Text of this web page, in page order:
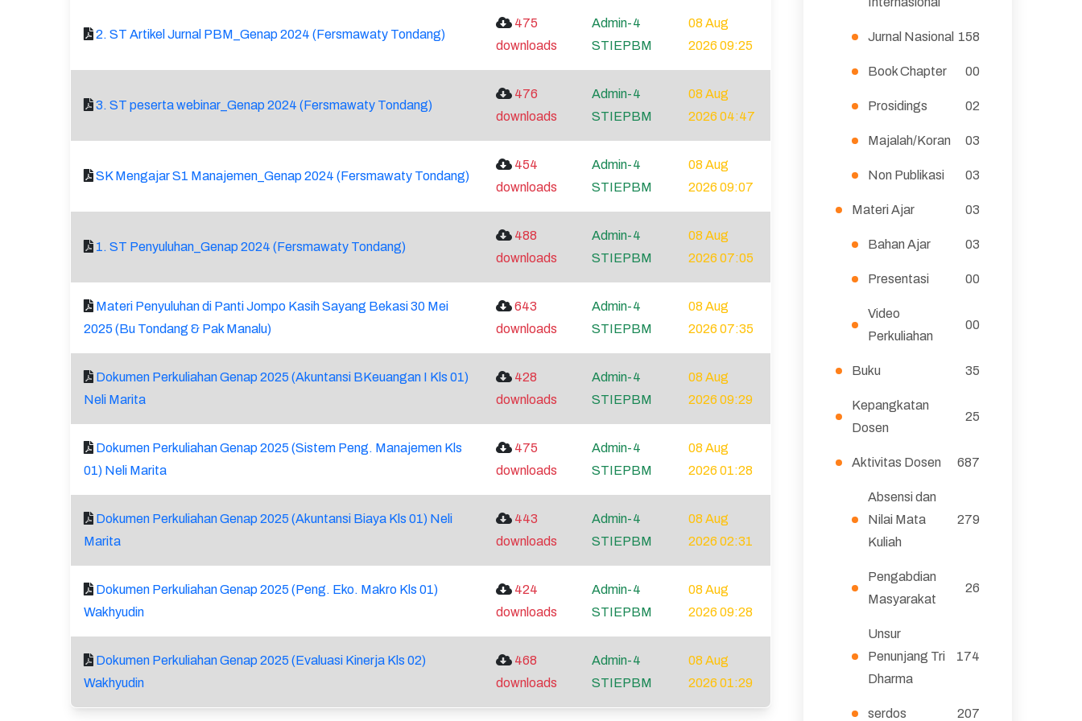
2. ST Artikel Jurnal PBM_Genap 2024 (Fersmawaty Tondang)
475
downloads
Admin-4
STIEPBM
08 Aug
2026 09:25
3. ST peserta webinar_Genap 2024 (Fersmawaty Tondang)
476
downloads
Admin-4
STIEPBM
08 Aug
2026 04:47
SK Mengajar S1 Manajemen_Genap 2024 (Fersmawaty Tondang)
454
downloads
Admin-4
STIEPBM
08 Aug
2026 09:07
1. ST Penyuluhan_Genap 2024 (Fersmawaty Tondang)
488
downloads
Admin-4
STIEPBM
08 Aug
2026 07:05
Materi Penyuluhan di Panti Jompo Kasih Sayang Bekasi 30 Mei
2025 (Bu Tondang & Pak Manalu)
643
downloads
Admin-4
STIEPBM
08 Aug
2026 07:35
Dokumen Perkuliahan Genap 2025 (Akuntansi BKeuangan I Kls 01)
Neli Marita
428
downloads
Admin-4
STIEPBM
08 Aug
2026 09:29
Dokumen Perkuliahan Genap 2025 (Sistem Peng. Manajemen Kls
01) Neli Marita
475
downloads
Admin-4
STIEPBM
08 Aug
2026 01:28
Dokumen Perkuliahan Genap 2025 (Akuntansi Biaya Kls 01) Neli
Marita
443
downloads
Admin-4
STIEPBM
08 Aug
2026 02:31
Dokumen Perkuliahan Genap 2025 (Peng. Eko. Makro Kls 01)
Wakhyudin
424
downloads
Admin-4
STIEPBM
08 Aug
2026 09:28
Dokumen Perkuliahan Genap 2025 (Evaluasi Kinerja Kls 02)
Wakhyudin
468
downloads
Admin-4
STIEPBM
08 Aug
2026 01:29
Jurnal Nasional 158
Book Chapter 00
Prosidings 02
Majalah/Koran 03
Non Publikasi 03
Materi Ajar 03
Bahan Ajar 03
Presentasi 00
Video
Perkuliahan
00
Buku 35
Kepangkatan
Dosen
25
Aktivitas Dosen 687
Absensi dan
Nilai Mata
Kuliah
279
Pengabdian
Masyarakat
26
Unsur
Penunjang Tri
Dharma
174
serdos 207